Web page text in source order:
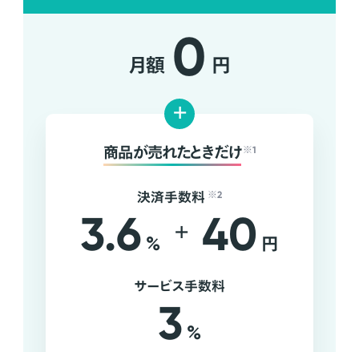
月額 0 円
+
商品が売れたときだけ ※1
決済手数料 ※2
3.6 % + 40 円
サービス手数料
3 %